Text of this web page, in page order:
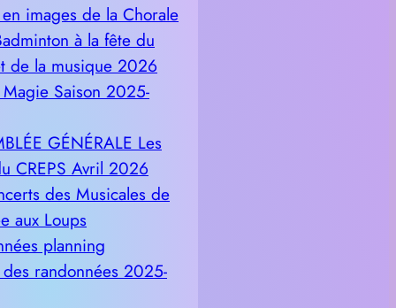
images de la Chorale
à la fête du
de la musique 2026
Saison 2025-
GÉNÉRALE Les
CREPS Avril 2026
des Musicales de
aux Loups
planning
randonnées 2025-